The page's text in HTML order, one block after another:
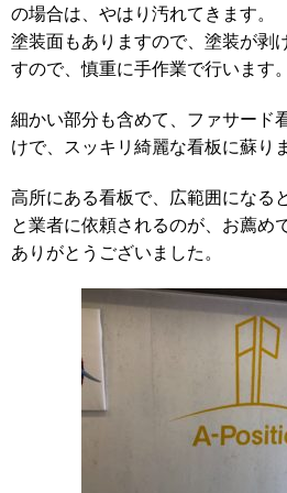
の場合は、やはり汚れてきます。
塗装面もありますので、塗装が剥
すので、慎重に手作業で行います。
細かい部分も含めて、ファサード
けで、スッキリ綺麗な看板に蘇り
高所にある看板で、広範囲になる
と業者に依頼されるのが、お薦め
ありがとうございました。